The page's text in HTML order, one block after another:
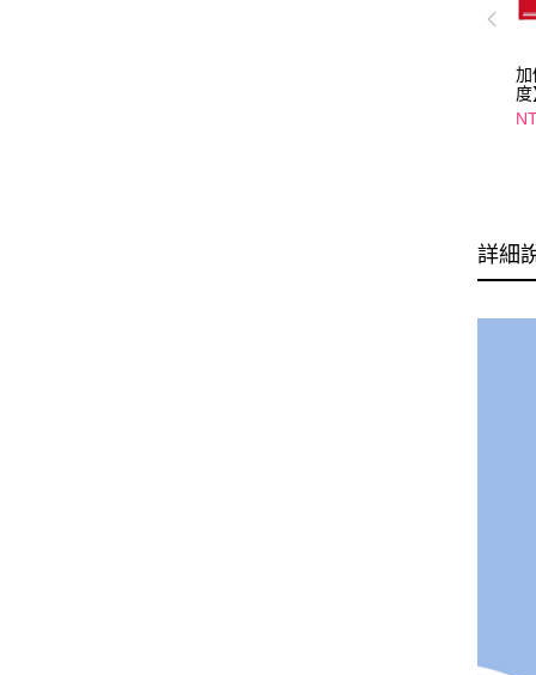
加
詳細